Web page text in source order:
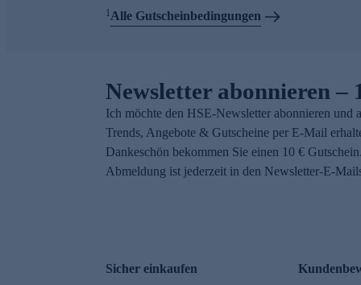
1Alle Gutscheinbedingungen
Newsletter abonnieren –
Ich möchte den HSE-Newsletter abonnieren und
Trends, Angebote & Gutscheine per E-Mail
Dankeschön bekommen Sie einen 10 €
Abmeldung ist jederzeit in den Newsletter-E-
Sicher einkaufen